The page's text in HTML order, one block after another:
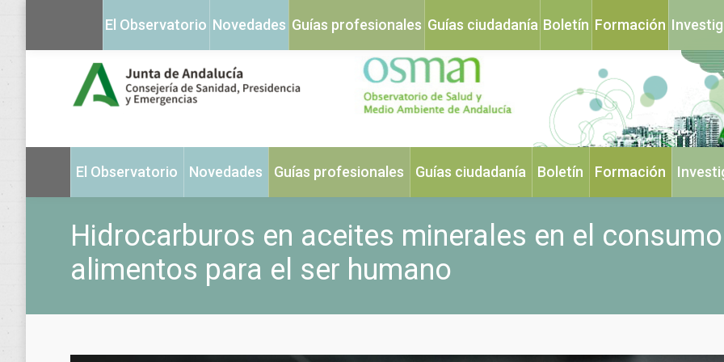
El Observatorio Novedades Guías profesionales Guías ciudadanía Boletín Formación
Hidrocarburos en aceites minerales en el
alimentos para el ser humano
El Observatorio Novedades Guías profesionales Guías ciudadanía Boletín Formación